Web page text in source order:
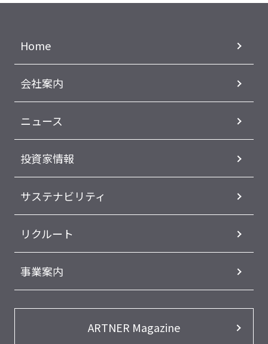
Home
会社案内
ニュース
投資家情報
サステナビリティ
リクルート
事業案内
ARTNER Magazine